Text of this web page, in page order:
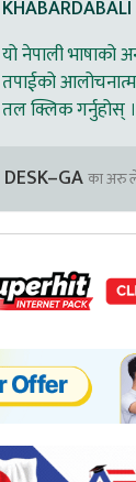
यो नेपाली भाषाको
तपाईको
तल क्लिक गर्नुहोस् ।
का अरु